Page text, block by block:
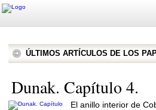
ÚLTIMOS ARTÍCULOS DE LOS
Dunak. Capítulo 4.
El anillo interior de